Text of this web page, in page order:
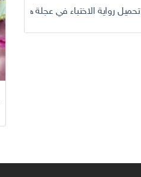
تحميل رواية الاختباء في عجلة هامستر pdf عصام الزيات